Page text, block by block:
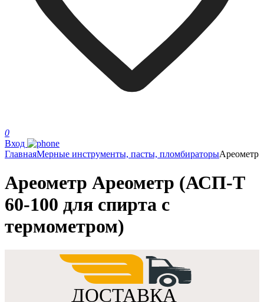
0
Вход
ГлавнаяМерные инструменты, пасты, пломбираторыАреометр
Ареометр Ареометр (АСП-Т
60-100 для спирта с
термометром)